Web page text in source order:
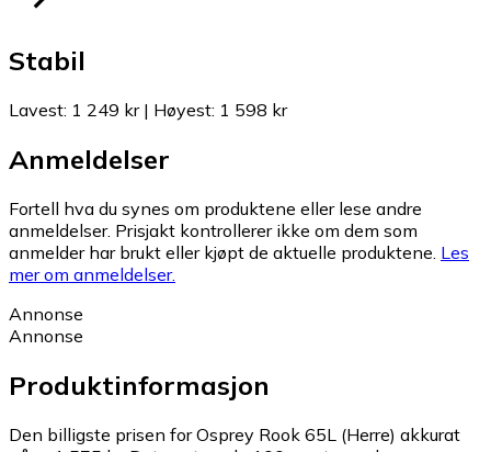
Stabil
Lavest: 1 249 kr| Høyest: 1 598 kr
Anmeldelser
Fortell hva du synes om produktene eller lese andre
anmeldelser. Prisjakt kontrollerer ikke om dem som
anmelder har brukt eller kjøpt de aktuelle produktene. Les
mer om anmeldelser.
Annonse
Annonse
Produktinformasjon
Den billigste prisen for Osprey Rook 65L (Herre) akkurat